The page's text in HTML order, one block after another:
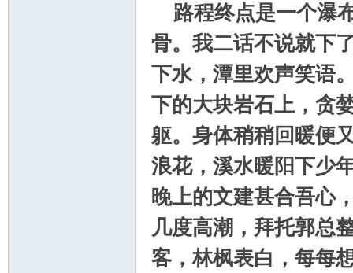
路程终点是一个瀑
骨。我二话不说就下
下水，潭里欢声笑语
下的大块岩石上，贪
躯。身体稍稍回暖便
浪花，溪水暖阳下少
晚上的文建甚合吾心
几度高潮，拜托郭总
客，林枫表白，每每